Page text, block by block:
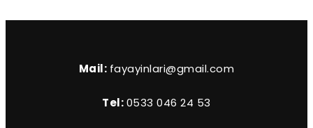
Mail: fayayinlari@gmail.com
Tel:0533 046 24 53